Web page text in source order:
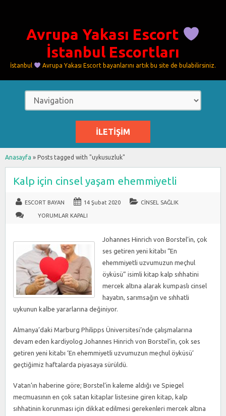
Avrupa Yakası Escort
İstanbul Escortları
İstanbul Avrupa Yakası Escort bayanlarını artık bu site de bulabilirsiniz.
İLETIŞIM
Anasayfa » Posts tagged with "uykusuzluk"
Kalp için cinsel yaşam ehemmiyetli
ESCORT BAYAN 14 Şubat 2020
CINSEL SAĞLIK
KALP
IÇIN
IÇIN
YORUMLAR KAPALI
Johannes Hinrich von Borstel’in, çok
ses getiren yeni kitabı “En
ehemmiyetli uzvumuzun meçhul
öyküsü” isimli kitap kalp sıhhatini
mercek altına alarak kumpaslı cinsel
hayatın, sarımsağın ve sıhhatli
uykunun kalbe yararlarına değiniyor.
Almanya’daki Marburg Philipps Üniversitesi’nde çalışmalarına
devam eden kardiyolog Johannes Hinrich von Borstel’in, çok ses
getiren yeni kitabı ‘En ehemmiyetli uzvumuzun meçhul öyküsü’
geçtiğimiz haftalarda piyasaya sürüldü.
Vatan’ın haberine göre; Borstel’in kaleme aldığı ve Spiegel
mecmuasının en çok satan kitaplar listesine giren kitap, kalp
sıhhatinin korunması için dikkat edilmesi gerekenleri mercek altına